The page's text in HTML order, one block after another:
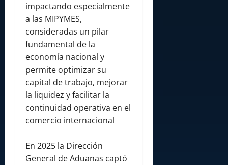
impactando especialmente
a las MIPYMES,
consideradas un pilar
fundamental de la
economía nacional y
permite optimizar su
capital de trabajo, mejorar
la liquidez y facilitar la
continuidad operativa en el
comercio internacional
En 2025 la Dirección
General de Aduanas captó